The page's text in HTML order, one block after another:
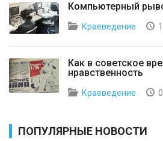
Компьютерный
Краеведение
Как в советское
нравственность
Краеведение
ПОПУЛЯРНЫЕ НОВОСТИ